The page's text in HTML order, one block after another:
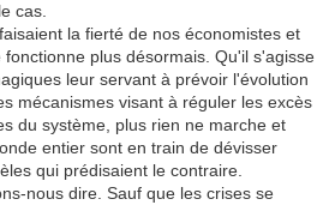
cas.
la fierté de nos économistes et
plus désormais. Qu'il s'agisse
leur servant à prévoir l'évolution
mécanismes visant à réguler les excès
du système, plus rien ne marche et
entier sont en train de dévisser
qui prédisaient le contraire.
nous dire. Sauf que les crises se